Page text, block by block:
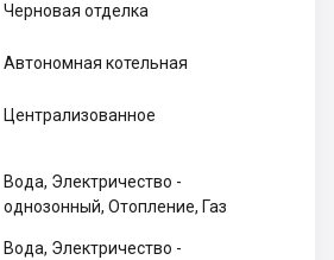
Черновая отделка
Автономная котельная
Централизованное
Вода, Электричество -
однозонный, Отопление, Газ
Вода, Электричество -